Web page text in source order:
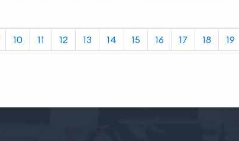
10 11 12 13 14 15 16 17 18 19